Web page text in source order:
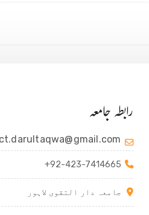
رابطہ جامعہ
+92-423-7414665
جامعہ دار التقوی لاہور